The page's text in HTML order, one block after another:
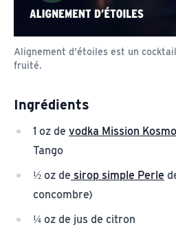
Alignement d’étoiles est un
fruité.
Ingrédients
1 oz de vodka Mission
Tango
½ oz de sirop simple Perle
concombre)
¼ oz de jus de citron